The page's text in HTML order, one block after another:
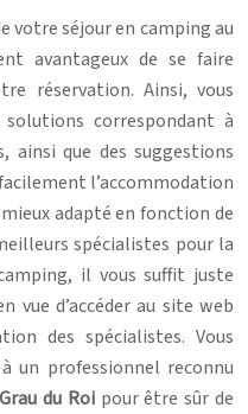
votre séjour en camping au
avantageux de se faire
réservation. Ainsi, vous
correspondant à
ainsi que des suggestions
l’accommodation
adapté en fonction de
spécialistes pour la
il vous suffit juste
vue d’accéder au site web
des spécialistes. Vous
un professionnel reconnu
du Roipour être sûr de